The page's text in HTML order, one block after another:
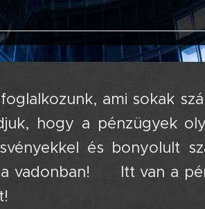
ami sokak
hogy a pénzügyek
és bonyolult
vadonban! 😉 Itt van a